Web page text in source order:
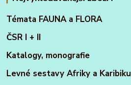
Témata FAUNA a FLORA
ČSR I + II
Katalogy, monografie
Levné sestavy Afriky a Karibiku